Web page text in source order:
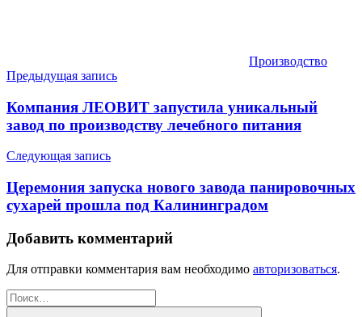
Производство
Навигация
по
записям
Предыдущая запись
Компания ЛЕОВИТ запустила уникальный
завод по производству лечебного питания
Следующая запись
Церемония запуска нового завода панировочных
сухарей прошла под Калининградом
Добавить комментарий
Для отправки комментария вам необходимо авторизоваться.
Найти: